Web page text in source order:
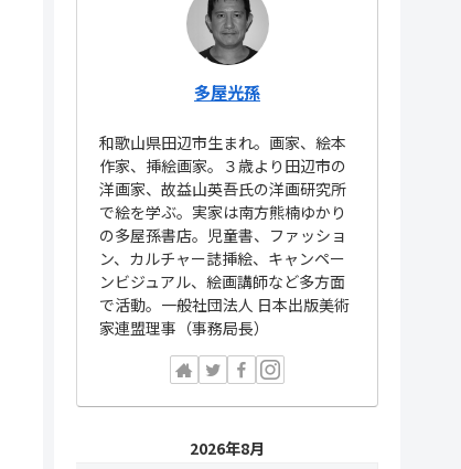
多屋光孫
和歌山県田辺市生まれ。画家、絵本
作家、挿絵画家。３歳より田辺市の
洋画家、故益山英吾氏の洋画研究所
で絵を学ぶ。実家は南方熊楠ゆかり
の多屋孫書店。児童書、ファッショ
ン、カルチャー誌挿絵、キャンペー
ンビジュアル、絵画講師など多方面
で活動。一般社団法人 日本出版美術
家連盟理事（事務局長）
2026年8月